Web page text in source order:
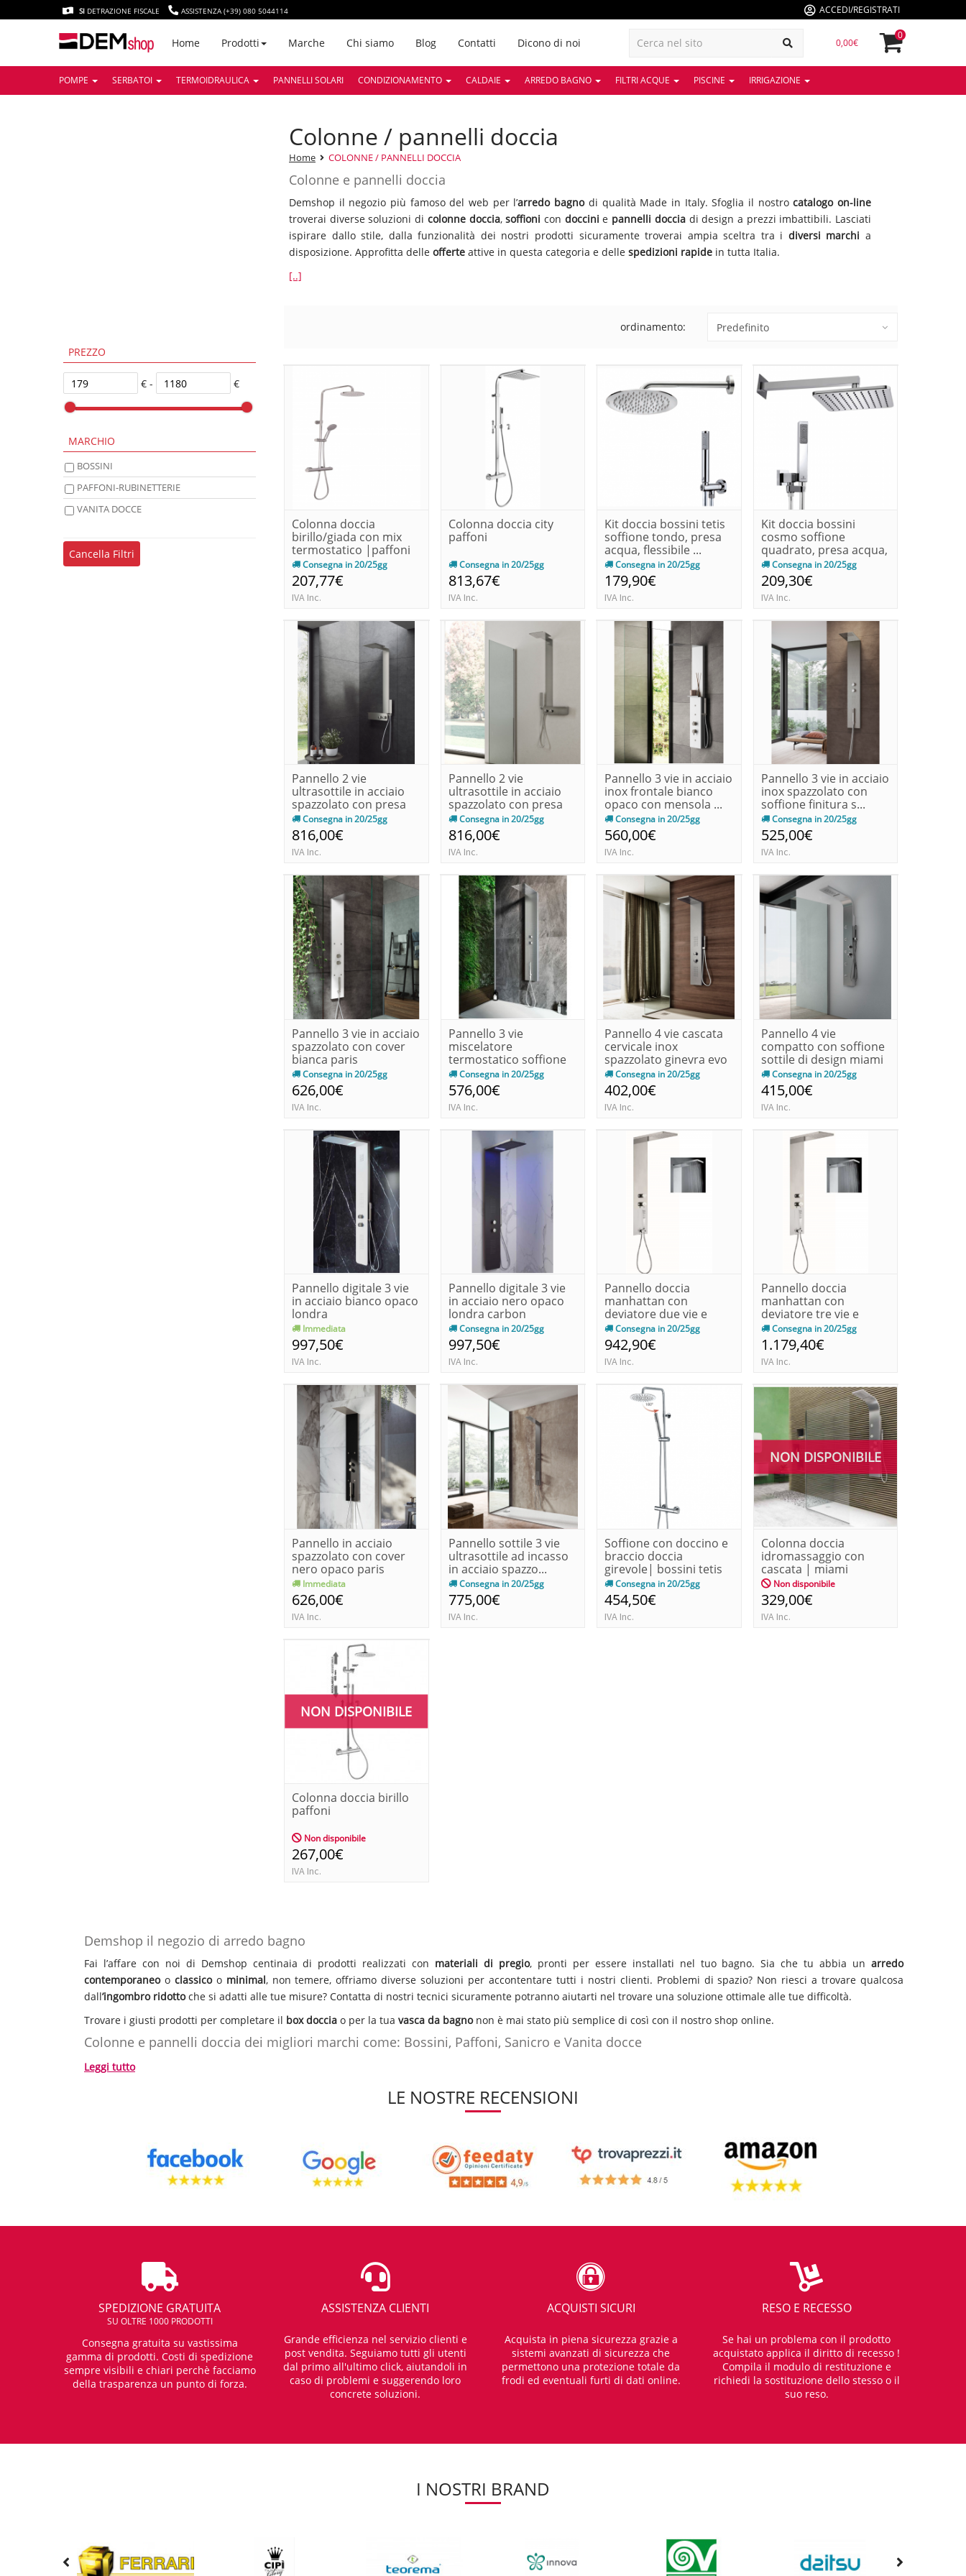
SI DETRAZIONE FISCALE ASSISTENZA (+39) 080 5044114 ACCEDI/REGISTRATI
Home Prodotti Marche Chi siamo Blog Contatti Dicono di noi 0,00€
0
POMPE SERBATOI TERMOIDRAULICA PANNELLI SOLARI CONDIZIONAMENTO CALDAIE ARREDO BAGNO FILTRI ACQUE PISCINE IRRIGAZIONE
PREZZO
€ - €
MARCHIO
BOSSINI
PAFFONI-RUBINETTERIE
VANITA DOCCE
Cancella Filtri
colonne / pannelli doccia
Home COLONNE / PANNELLI DOCCIA
Colonne e pannelli doccia
Demshop il negozio più famoso del web per l’arredo bagnodi qualità Made in Italy. Sfoglia il nostrocatalogo on-line
troverai diverse soluzioni di colonne doccia,soffioni con doccinie pannelli docciadi design a prezzi imbattibili. Lasciati
ispirare dallo stile, dalla funzionalità dei nostri prodotti sicuramente troverai ampia sceltra tra i diversi marchi a
disposizione. Approfitta delle offerte attive in questa categoria e delle spedizioni rapide in tutta Italia.
[..]
ordinamento:
Colonna doccia
birillo/giada con mix
termostatico |paffoni
Consegna in 20/25gg
207,77€
IVA Inc.
Colonna doccia city
paffoni
Consegna in 20/25gg
813,67€
IVA Inc.
Kit doccia bossini tetis
soffione tondo, presa
acqua, flessibile ...
Consegna in 20/25gg
179,90€
IVA Inc.
Kit doccia bossini
cosmo soffione
quadrato, presa acqua,
flessibi...
Consegna in 20/25gg
209,30€
IVA Inc.
Pannello 2 vie
ultrasottile in acciaio
spazzolato con presa
d'acq...
Consegna in 20/25gg
816,00€
IVA Inc.
Pannello 2 vie
ultrasottile in acciaio
spazzolato con presa
d'acq...
Consegna in 20/25gg
816,00€
IVA Inc.
Pannello 3 vie in acciaio
inox frontale bianco
opaco con mensola ...
Consegna in 20/25gg
560,00€
IVA Inc.
Pannello 3 vie in acciaio
inox spazzolato con
soffione finitura s...
Consegna in 20/25gg
525,00€
IVA Inc.
Pannello 3 vie in acciaio
spazzolato con cover
bianca paris
Consegna in 20/25gg
626,00€
IVA Inc.
Pannello 3 vie
miscelatore
termostatico soffione
finitura specchi...
Consegna in 20/25gg
576,00€
IVA Inc.
Pannello 4 vie cascata
cervicale inox
spazzolato ginevra evo
Consegna in 20/25gg
402,00€
IVA Inc.
Pannello 4 vie
compatto con soffione
sottile di design miami
evoConsegna in 20/25gg
415,00€
IVA Inc.
Pannello digitale 3 vie
in acciaio bianco opaco
londra
Immediata
997,50€
IVA Inc.
Pannello digitale 3 vie
in acciaio nero opaco
londra carbon
Consegna in 20/25gg
997,50€
IVA Inc.
Pannello doccia
manhattan con
deviatore due vie e
accessori |boss...
Consegna in 20/25gg
942,90€
IVA Inc.
Pannello doccia
manhattan con
deviatore tre vie e
accessori |boss...
Consegna in 20/25gg
1.179,40€
IVA Inc.
Pannello in acciaio
spazzolato con cover
nero opaco paris
carbon
Immediata
626,00€
IVA Inc.
Pannello sottile 3 vie
ultrasottile ad incasso
in acciaio spazzo...
Consegna in 20/25gg
775,00€
IVA Inc.
Soffione con doccino e
braccio doccia
girevole| bossini tetis
Consegna in 20/25gg
454,50€
IVA Inc.
NON DISPONIBILE
Colonna doccia
idromassaggio con
cascata | miami
Non disponibile
329,00€
IVA Inc.
NON DISPONIBILE
Colonna doccia birillo
paffoni
Non disponibile
267,00€
IVA Inc.
Demshop il negozio di arredo bagno
Fai l’affare con noi di Demshop centinaia di prodotti realizzati con materiali di pregio, pronti per essere installati nel tuo bagno. Sia che tu abbia unarredo
contemporaneoo classicoo minimal, non temere, offriamo diverse soluzioni per accontentare tutti i nostri clienti. Problemi di spazio? Non riesci a trovare qualcosa
dall’ingombro ridottoche si adatti alle tue misure? Contatta di nostri tecnici sicuramente potranno aiutarti nel trovare una soluzione ottimale alle tue difficoltà.
Trovare i giusti prodotti per completare il box doccia o per la tua vasca da bagnonon è mai stato più semplice di così con il nostro shop online.
Colonne e pannelli doccia dei migliori marchi come: Bossini, Paffoni, Sanicro e Vanita docce
L’aziendaBossini
benessere legato alla quotidiana detersione, di fatti sul nostro shop sono disponibili diversipannelli doccia di design
per riprodurre musica rilassante.
Hai appena acquistato casa e non sai come arredare il bagno? O semplicemente vuoi cambiare look alla toilette? Nell’apposita sezionemondo doccia
per box doccia e vasca come soffioni, colonne doccia, pannelli doccia, micelatori per vasca, mensole ed angolari porta oggetti di design ad un prezzo conveniente.
Leggi tutto
LE NOSTRE RECENSIONI
SPEDIZIONE GRATUITA
SU OLTRE 1000 PRODOTTI
Consegna gratuita su vastissima
gamma di prodotti. Costi di spedizione
sempre visibili e chiari perchè facciamo
della trasparenza un punto di forza.
ASSISTENZA CLIENTI
Grande efficienza nel servizio clienti e
post vendita. Seguiamo tutti gli utenti
dal primo all'ultimo click, aiutandoli in
caso di problemi e suggerendo loro
concrete soluzioni.
ACQUISTI SICURI
Acquista in piena sicurezza grazie a
sistemi avanzati di sicurezza che
permettono una protezione totale da
frodi ed eventuali furti di dati online.
RESO E RECESSO
Se hai un problema con il prodotto
acquistato applica il diritto di recesso !
Compila il modulo di restituzione e
richiedi la sostituzione dello stesso o il
suo reso.
I NOSTRI BRAND